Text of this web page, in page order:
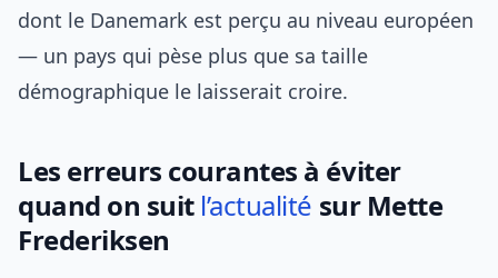
dont le Danemark est perçu au niveau européen
— un pays qui pèse plus que sa taille
démographique le laisserait croire.
Les erreurs courantes à éviter
quand on suit l’actualité sur Mette
Frederiksen